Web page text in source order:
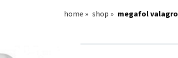
home » shop » megafol valagro